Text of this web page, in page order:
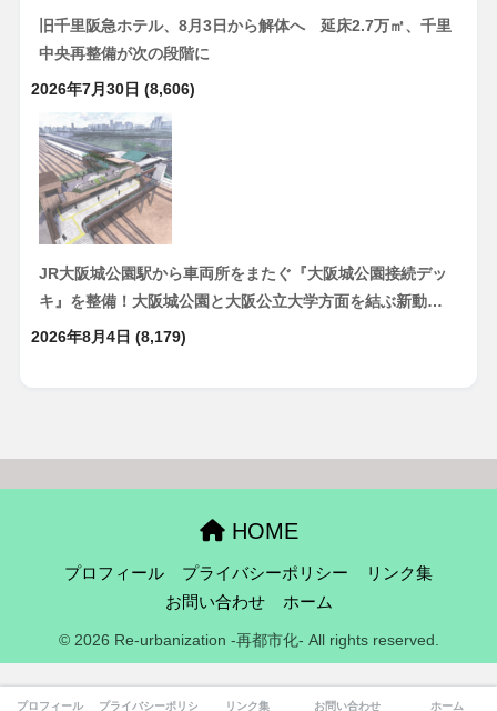
旧千里阪急ホテル、8月3日から解体へ 延床2.7万㎡、千里
中央再整備が次の段階に
2026年7月30日 (8,606)
JR大阪城公園駅から車両所をまたぐ『大阪城公園接続デッ
キ』を整備！大阪城公園と大阪公立大学方面を結ぶ新動…
2026年8月4日 (8,179)
HOME
プロフィール プライバシーポリシー
リンク集
お問い合わせ
ホーム
© 2026 Re-urbanization -再都市化- All rights reserved.
プロフィール プライバシーポリシー リンク集 お問い合わせ ホーム